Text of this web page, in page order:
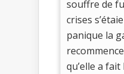
souffre de
crises
panique la
qu’elle a